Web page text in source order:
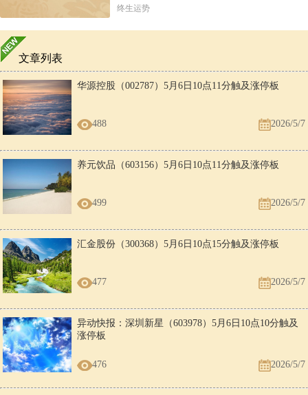
终生运势
文章列表
华源控股（002787）5月6日10点11分触及涨停板
488 2026/5/7
养元饮品（603156）5月6日10点11分触及涨停板
499 2026/5/7
汇金股份（300368）5月6日10点15分触及涨停板
477 2026/5/7
异动快报：深圳新星（603978）5月6日10点10分触及
涨停板
476 2026/5/7